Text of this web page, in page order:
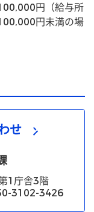
円（給与所
円未満の場
せ
1庁舎3階
3102-3426